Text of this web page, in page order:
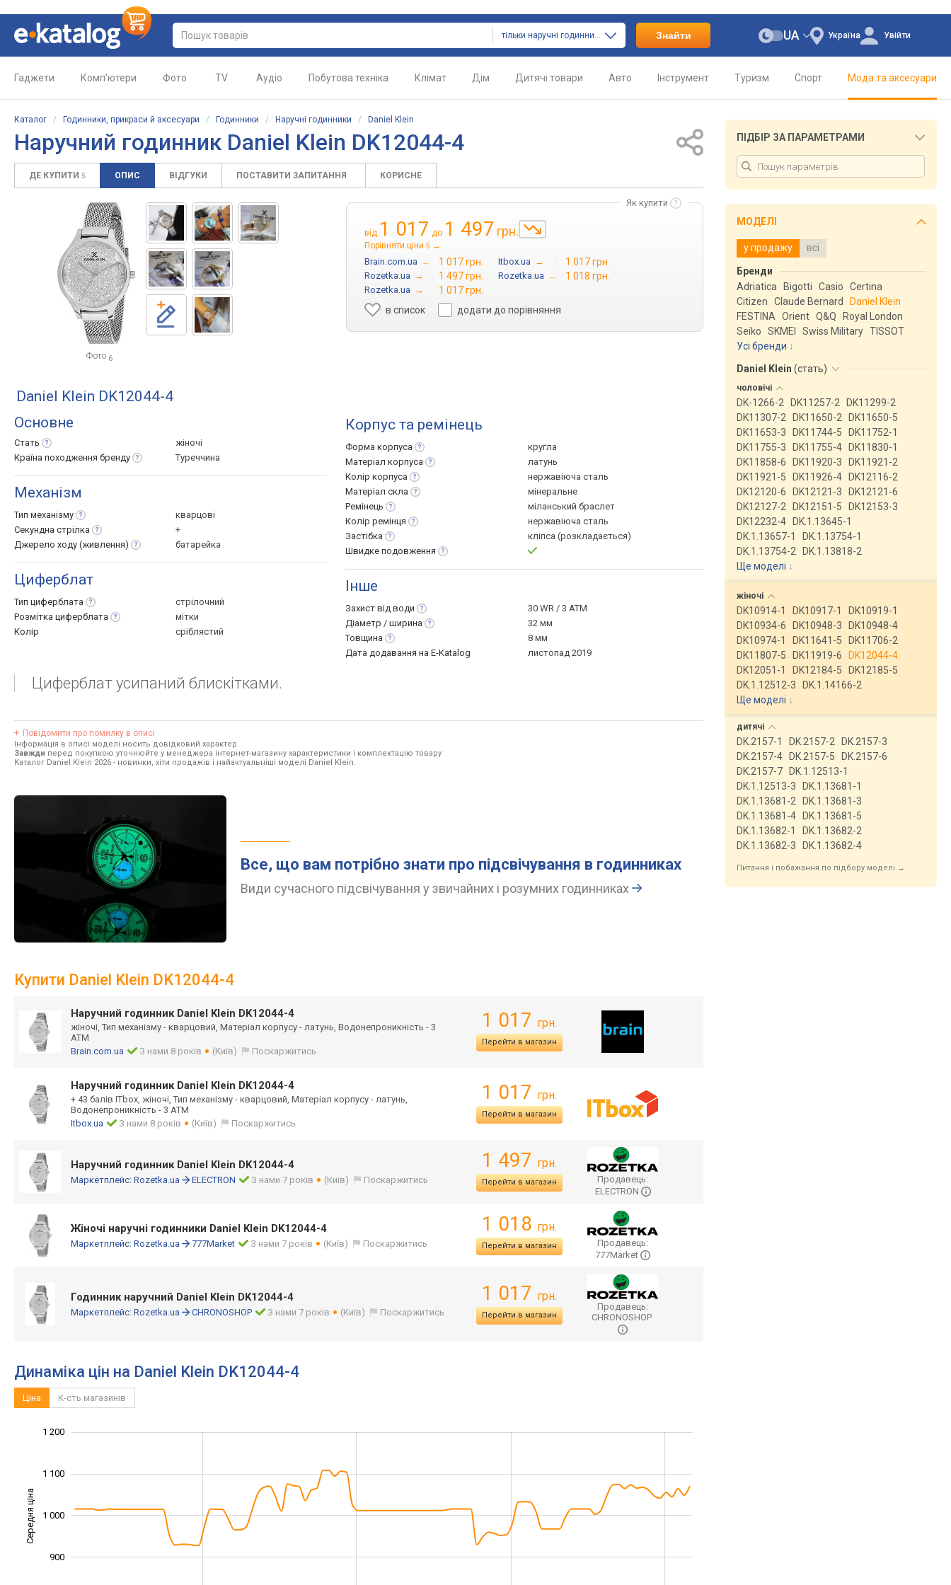
тільки наручні годинники Знайти Україна
UA Увійти
Гаджети Комп'ютери Фото TV Аудіо Побутова техніка Клімат Дім Дитячі товари Авто Інструмент Туризм Спорт Мода та аксесуари
Каталог / Годинники, прикраси й аксесуари / Годинники / Наручні годинники / Daniel Klein
Наручний годинник Daniel Klein DK12044-4
ДЕ КУПИТИ 5 ОПИС ВІДГУКИ ПОСТАВИТИ ЗАПИТАННЯ КОРИСНЕ
Фото 6
Як купити
від 1 017 до 1 497 грн.
Порівняти ціни 5 →
Brain.com.ua → 1 017 грн. Itbox.ua → 1 017 грн.
Rozetka.ua → 1 497 грн. Rozetka.ua → 1 018 грн.
Rozetka.ua →
1 017 грн.
в список
додати до порівняння
Daniel Klein DK12044-4
Основне
Стать
жіночі
Країна походження бренду Туреччина
Механізм
Тип механізму
кварцові
Секундна стрілка
+
Джерело ходу (живлення) батарейка
Циферблат
Тип циферблата
стрілочний
Розмітка циферблата
мітки
Колір
сріблястий
Корпус та ремінець
Форма корпуса
кругла
Матеріал корпуса
латунь
Колір корпуса
нержавіюча сталь
Матеріал скла
мінеральне
Ремінець
міланський браслет
Колір ремінця
нержавіюча сталь
Застібка
кліпса (розкладається)
Швидке подовження
Інше
Захист від води
30 WR / 3 ATM
Діаметр / ширина
32 мм
Товщина
8 мм
Дата додавання на E-Katalog
листопад 2019
Циферблат усипаний блискітками.
Повідомити про помилку в описі
Інформація в описі моделі носить довідковий характер.
Завжди перед покупкою уточнюйте у менеджера інтернет-магазину характеристики і комплектацію товару
Каталог Daniel Klein 2026 - новинки, хіти продажів і найактуальніші моделі Daniel Klein.
Все, що вам потрібно знати про підсвічування в годинниках
Види сучасного підсвічування у звичайних і розумних годинниках
Купити Daniel Klein DK12044-4
Наручний годинник Daniel Klein DK12044-4
жіночі, Тип механізму - кварцовий, Матеріал корпусу - латунь, Водонепроникність - 3
АТМ
Brain.com.ua
З нами 8 років (Київ) Поскаржитись
1 017 грн.
Перейти в магазин
Наручний годинник Daniel Klein DK12044-4
+ 43 балів ITbox, жіночі, Тип механізму - кварцовий, Матеріал корпусу - латунь,
Водонепроникність - 3 АТМ
Itbox.ua
З нами 8 років (Київ) Поскаржитись
1 017 грн.
Перейти в магазин
Наручний годинник Daniel Klein DK12044-4
Маркетплейс: Rozetka.ua ELECTRON З нами 7 років (Київ) Поскаржитись
1 497 грн.
Перейти в магазин
Продавець:
ELECTRON
Жіночі наручні годинники Daniel Klein DK12044-4
Маркетплейс: Rozetka.ua 777Market З нами 7 років (Київ) Поскаржитись
1 018 грн.
Перейти в магазин
Продавець:
777Market
Годинник наручний Daniel Klein DK12044-4
Маркетплейс: Rozetka.ua CHRONOSHOP З нами 7 років (Київ) Поскаржитись
1 017 грн.
Перейти в магазин
Продавець:
CHRONOSHOP
Динаміка цін на Daniel Klein DK12044-4
Ціна К-сть магазинів
Середня ціна 1 000
900
1 000
1 100
1 200
ПІДБІР ЗА ПАРАМЕТРАМИ
МОДЕЛІ
у продажу всі
Бренди
Adriatica
Bigotti Casio
Certina
Citizen
Claude Bernard
Daniel Klein
FESTINA
Orient Q&Q
Royal London
Seiko
SKMEI Swiss Military TISSOT
Усі бренди
Daniel Klein (стать)
чоловічі
DK-1266-2 DK11257-2
DK11299-2
DK11307-2
DK11650-2
DK11650-5
DK11653-3
DK11744-5
DK11752-1
DK11755-3
DK11755-4
DK11830-1
DK11858-6
DK11920-3
DK11921-2
DK11921-5
DK11926-4
DK12116-2
DK12120-6
DK12121-3
DK12121-6
DK12127-2
DK12151-5
DK12153-3
DK12232-4
DK.1.13645-1
DK.1.13657-1
DK.1.13754-1
DK.1.13754-2
DK.1.13818-2
Ще моделі ↓
жіночі
DK10914-1 DK10917-1
DK10919-1
DK10934-6
DK10948-3
DK10948-4
DK10974-1
DK11641-5
DK11706-2
DK11807-5
DK11919-6
DK12044-4
DK12051-1
DK12184-5
DK12185-5
DK.1.12512-3
DK.1.14166-2
Ще моделі ↓
дитячі
DK.2157-1 DK.2157-2
DK.2157-3
DK.2157-4
DK.2157-5
DK.2157-6
DK.2157-7
DK.1.12513-1
DK.1.12513-3
DK.1.13681-1
DK.1.13681-2
DK.1.13681-3
DK.1.13681-4
DK.1.13681-5
DK.1.13682-1
DK.1.13682-2
DK.1.13682-3
DK.1.13682-4
Питання і побажання по підбору моделі →